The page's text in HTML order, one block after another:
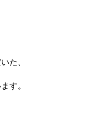
た、
す。